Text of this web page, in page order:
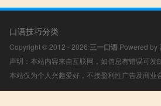
口语技巧分类
Copyright © 2012 - 2026 三一口语 Powered by
声明：本站内容来自互联网，如信息有错误可
本站仅为个人兴趣爱好，不接盈利性广告及商业